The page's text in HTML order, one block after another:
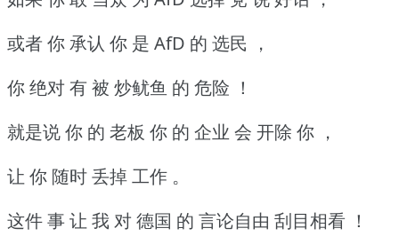
或者 你 承认 你 是 AfD 的 选民 ，
你 绝对 有 被 炒鱿鱼 的 危险 ！
就是说 你 的 老板 你 的 企业 会 开除 你 ，
让 你 随时 丢掉 工作 。
这件 事 让 我 对 德国 的 言论自由 刮目相看 ！